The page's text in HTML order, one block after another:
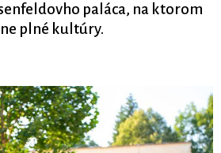
paláca, na ktorom
plné kultúry.